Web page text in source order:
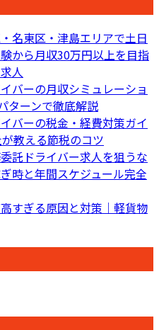
名東区・津島エリアで土日
から月収30万円以上を目指
人
バーの月収シミュレーショ
ターンで徹底解説
バーの税金・経費対策ガイ
教える節税のコツ
託ドライバー求人を狙うな
時と年間スケジュール完全
すぎる原因と対策｜軽貨物